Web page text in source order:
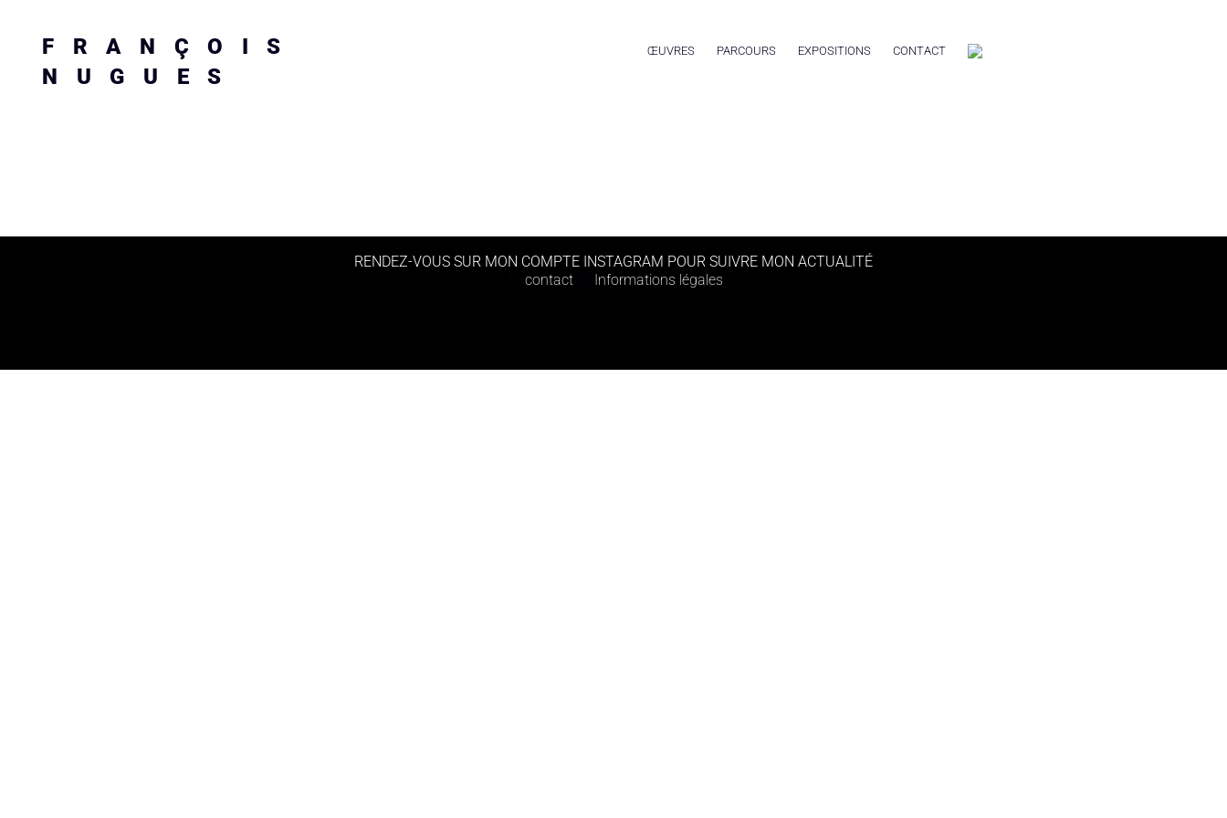
FRANÇOIS
NUGUES
ŒUVRES PARCOURS EXPOSITIONS CONTACT
RENDEZ-VOUS SUR MON COMPTE INSTAGRAM POUR SUIVRE MON ACTUALITÉ
contact
Informations légales